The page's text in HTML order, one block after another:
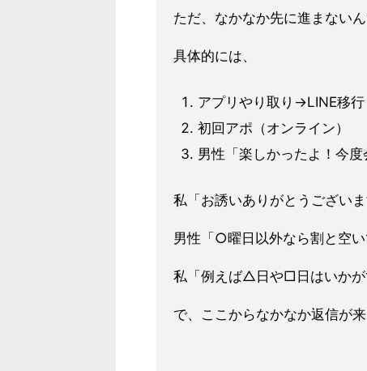
ただ、なかなか先に進まないん
具体的には、
アプリやり取り→LINE移行
初回アポ（オンライン）
男性「楽しかったよ！今度
私「お誘いありがとうござい
男性「○曜日以外なら割と空い
私「例えば△日や□日はいかが
で、ここからなかなか返信が